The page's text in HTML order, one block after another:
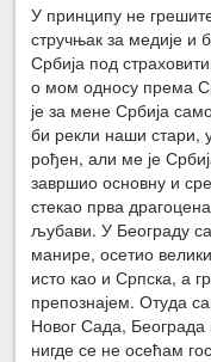
У принципу не
стручњак за медије и
Србија под
о мом односу према
је за мене Србија
би рекли наши стари,
рођен, али ме је
завршио основну и
стекао прва
љубави. У Београду
манире, осетио
исто као и Српска, а
препознајем. Отуда
Новог Сада,
нигде се не осећам